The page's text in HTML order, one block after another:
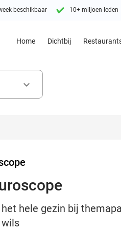
beschikbaar 10+ miljoen leden
Home Dichtbij
keyboard_arrow_down
hele gezin bij